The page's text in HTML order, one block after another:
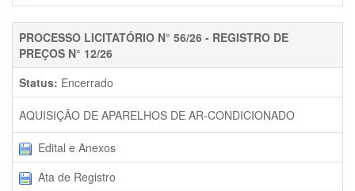
PROCESSO LICITATÓRIO N° 56/26 - REGISTRO DE
PREÇOS N° 12/26
Status: Encerrado
AQUISIÇÃO DE APARELHOS DE AR-CONDICIONADO
Edital e Anexos
Ata de Registro